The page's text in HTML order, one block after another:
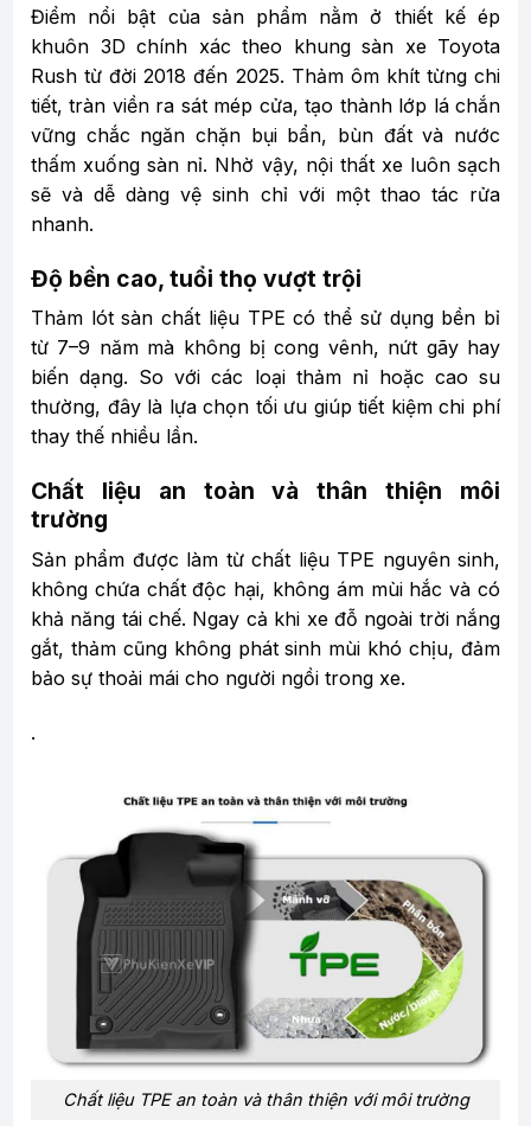
Điểm nổi bật của sản phẩm nằm ở thiết kế ép
khuôn 3D chính xác theo khung sàn xe Toyota
Rush từ đời 2018 đến 2025. Thảm ôm khít từng chi
tiết, tràn viền ra sát mép cửa, tạo thành lớp lá chắn
vững chắc ngăn chặn bụi bẩn, bùn đất và nước
thấm xuống sàn nỉ. Nhờ vậy, nội thất xe luôn sạch
sẽ và dễ dàng vệ sinh chỉ với một thao tác rửa
nhanh.
Độ bền cao, tuổi thọ vượt trội
Thảm lót sàn chất liệu TPE có thể sử dụng bền bỉ
từ 7–9 năm mà không bị cong vênh, nứt gãy hay
biến dạng. So với các loại thảm nỉ hoặc cao su
thường, đây là lựa chọn tối ưu giúp tiết kiệm chi phí
thay thế nhiều lần.
Chất liệu an toàn và thân thiện môi
trường
Sản phẩm được làm từ chất liệu TPE nguyên sinh,
không chứa chất độc hại, không ám mùi hắc và có
khả năng tái chế. Ngay cả khi xe đỗ ngoài trời nắng
gắt, thảm cũng không phát sinh mùi khó chịu, đảm
bảo sự thoải mái cho người ngồi trong xe.
.
Chất liệu TPE an toàn và thân thiện với môi trường